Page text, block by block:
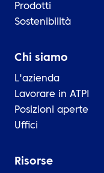
Prodotti
Sostenibilità
Chi siamo
L'azienda
Lavorare in ATPI
Posizioni aperte
Uffici
Risorse